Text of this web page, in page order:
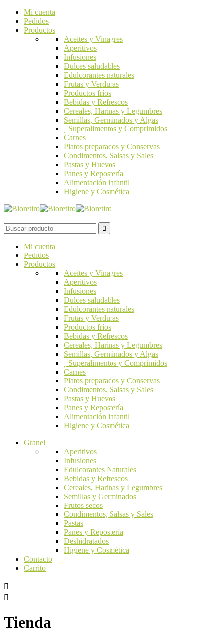
Mi cuenta
Pedidos
Productos
Aceites y Vinagres
Aperitivos
Infusiones
Dulces saludables
Edulcorantes naturales
Frutas y Verduras
Productos fríos
Bebidas y Refrescos
Cereales, Harinas y Legumbres
Semillas, Germinados y Algas
Superalimentos y Comprimidos
Carnes
Platos preparados y Conservas
Condimentos, Salsas y Sales
Pastas y Huevos
Panes y Repostería
Alimentación infantil
Higiene y Cosmética
Mi cuenta
Pedidos
Productos
Aceites y Vinagres
Aperitivos
Infusiones
Dulces saludables
Edulcorantes naturales
Frutas y Verduras
Productos fríos
Bebidas y Refrescos
Cereales, Harinas y Legumbres
Semillas, Germinados y Algas
Superalimentos y Comprimidos
Carnes
Platos preparados y Conservas
Condimentos, Salsas y Sales
Pastas y Huevos
Panes y Repostería
Alimentación infantil
Higiene y Cosmética
Granel
Aperitivos
Infusiones
Edulcorantes Naturales
Bebidas y Refrescos
Cereales, Harinas y Legumbres
Semillas y Germinados
Frutos secos
Condimentos, Salsas y Sales
Pastas
Panes y Repostería
Deshidratados
Higiene y Cosmética
Contacto
Carrito
Tienda